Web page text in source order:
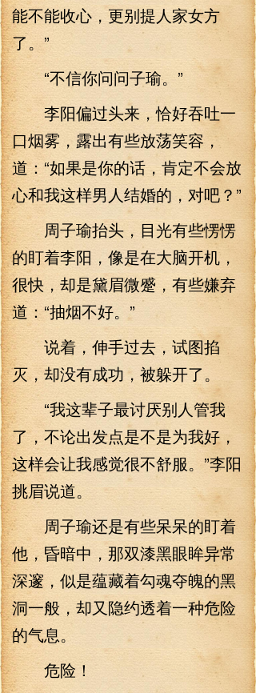
能不能收心，更别提人家女方
了。”
“不信你问问子瑜。”
李阳偏过头来，恰好吞吐一
口烟雾，露出有些放荡笑容，
道：“如果是你的话，肯定不会放
心和我这样男人结婚的，对吧？”
周子瑜抬头，目光有些愣愣
的盯着李阳，像是在大脑开机，
很快，却是黛眉微蹙，有些嫌弃
道：“抽烟不好。”
说着，伸手过去，试图掐
灭，却没有成功，被躲开了。
“我这辈子最讨厌别人管我
了，不论出发点是不是为我好，
这样会让我感觉很不舒服。”李阳
挑眉说道。
周子瑜还是有些呆呆的盯着
他，昏暗中，那双漆黑眼眸异常
深邃，似是蕴藏着勾魂夺魄的黑
洞一般，却又隐约透着一种危险
的气息。
危险！